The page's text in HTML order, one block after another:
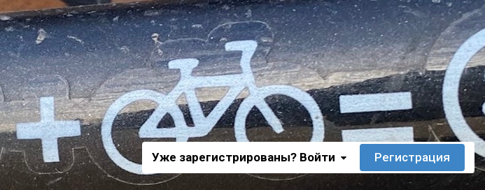
Уже зарегистрированы? Войти Регистрация